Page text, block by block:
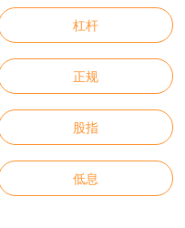
杠杆
正规
股指
低息